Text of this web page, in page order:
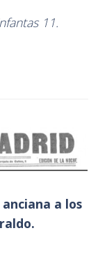
11.
a los